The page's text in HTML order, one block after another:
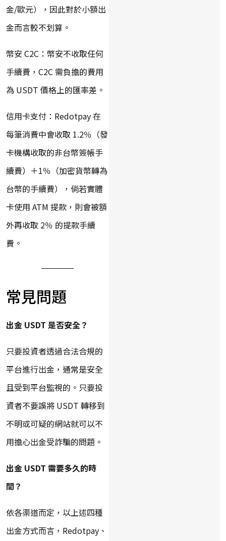
金/歐元），因此對於小額出
金而言較不划算。
幣安 C2C：幣安不收取任何
手續費，C2C 需負擔的費用
為 USDT 價格上的匯率差。
信用卡支付：Redotpay 在
每筆消費中會收取 1.2％（發
卡機構收取的非台幣簽帳手
續費）＋1％（加密貨幣轉為
台幣的手續費），倘若實體
卡使用 ATM 提款，則會被額
外再收取 2％ 的提款手續
費。
常見問題
出金 USDT 是否安全？
只要投資者透過合法合規的
平台進行出金，通常是安全
且受到平台監視的。只要投
資者不要誤將 USDT 轉移到
不明或可疑的網站就可以不
用擔心出金受詐騙的問題。
出金 USDT 需要多久的時
間？
依各渠道而定，以上述四種
出金方式而言，Redotpay、